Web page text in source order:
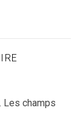
Les champs